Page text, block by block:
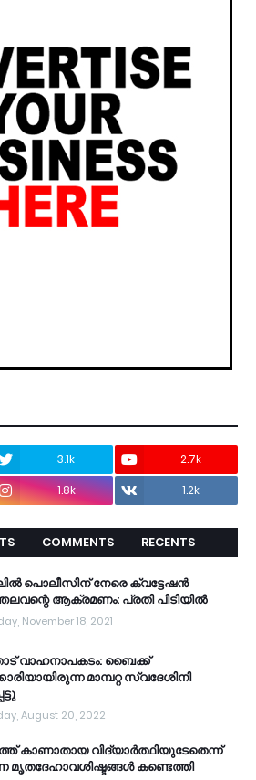
3.1k
2.7k
1.8k 1.2k
COMMENTS RECENTS
പൊലീസിന് നേരെ ക്വട്ടേഷൻ
ആക്രമണം: പ്രതി പിടിയിൽ
November 18, 2021
വാഹനാപകടം: ബൈക്ക്
മാമ്പറ്റ സ്വദേശിനി
August 20, 2022
കാണാതായ വിദ്യാർത്ഥിയുടേതെന്ന്
മൃതദേഹാവശിഷ്ടങ്ങൾ കണ്ടെത്തി